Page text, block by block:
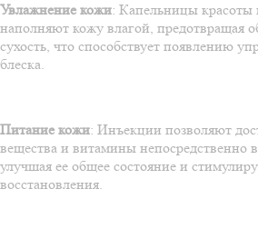
Увлажнение кожи: Капельницы
наполняют кожу влагой, предотвращая
сухость, что способствует появлению
блеска.
Питание кожи: Инъекции позволяют
вещества и витамины непосредственно
улучшая ее общее состояние и
восстановления.